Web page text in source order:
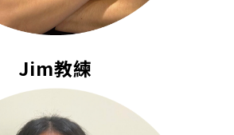
Jim教練